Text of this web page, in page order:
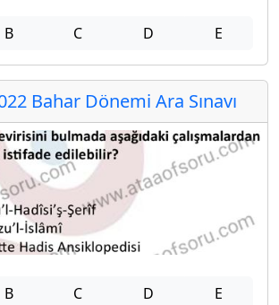
B C D E
Bahar Dönemi Ara Sınavı
B C D E